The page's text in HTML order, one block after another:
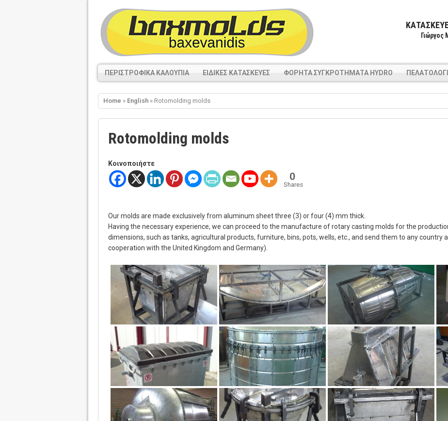
ΠΕΡΙΣΤΡΟΦΙΚΆ ΚΑΛΟΎΠΙΑ ΕΙΔΙΚΈΣ ΚΑΤΑΣΚΕΥΈΣ ΦΟΡΗΤΑ ΣΥΓΚΡΟΤΗΜΑΤΑ HYDRO
Home » English » Rotomolding molds
Rotomolding molds
Κοινοποιήστε
0
Shares
Our molds are made exclusively from aluminum sheet three (3) or four (4) mm thick.
Having the necessary experience, we can proceed to the manufacture of rotary casting molds for the
dimensions, such as tanks, agricultural products, furniture, bins, pots, wells, etc., and send them to any country
cooperation with the United Kingdom and Germany).